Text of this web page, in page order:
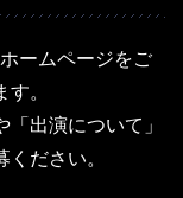
ームページをご
。
出演について」
ださい。